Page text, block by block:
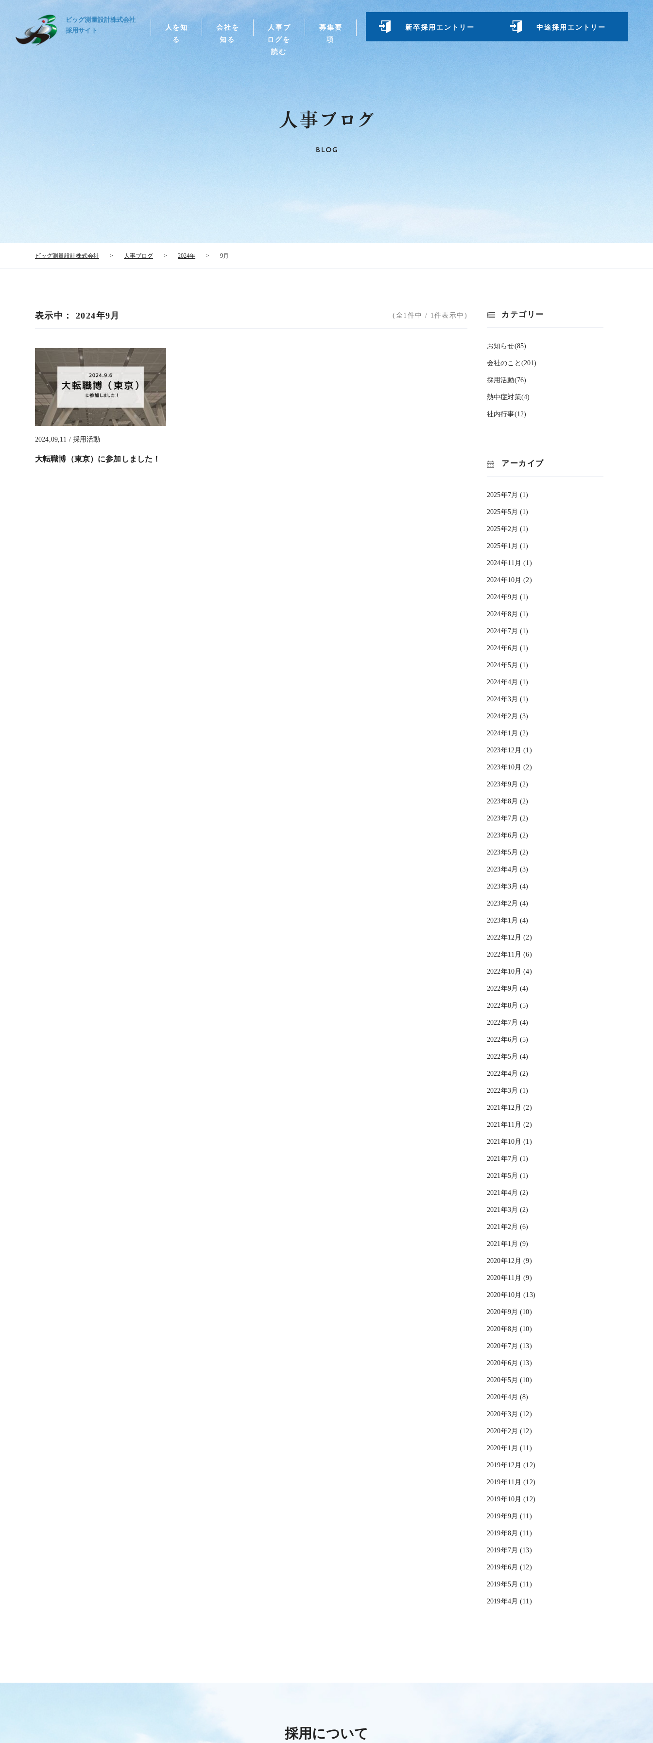
ビッグ測量設計株式会社
採用サイト
人を知
る
会社を
知る
人事ブ
ログを
読む
募集要
項
新卒採用エントリー 中途採用エントリー
ビッグ測量設計株式会社 > 人事ブログ > 2024年 > 9月
表示中： 2024年9月 (全1件中 / 1件表示中)
2024,09,11 / 採用活動
大転職博（東京）に参加しました！
カテゴリー
お知らせ(85)
会社のこと(201)
採用活動(76)
熱中症対策(4)
社内行事(12)
アーカイブ
2025年7月 (1)
2025年5月 (1)
2025年2月 (1)
2025年1月 (1)
2024年11月 (1)
2024年10月 (2)
2024年9月 (1)
2024年8月 (1)
2024年7月 (1)
2024年6月 (1)
2024年5月 (1)
2024年4月 (1)
2024年3月 (1)
2024年2月 (3)
2024年1月 (2)
2023年12月 (1)
2023年10月 (2)
2023年9月 (2)
2023年8月 (2)
2023年7月 (2)
2023年6月 (2)
2023年5月 (2)
2023年4月 (3)
2023年3月 (4)
2023年2月 (4)
2023年1月 (4)
2022年12月 (2)
2022年11月 (6)
2022年10月 (4)
2022年9月 (4)
2022年8月 (5)
2022年7月 (4)
2022年6月 (5)
2022年5月 (4)
2022年4月 (2)
2022年3月 (1)
2021年12月 (2)
2021年11月 (2)
2021年10月 (1)
2021年7月 (1)
2021年5月 (1)
2021年4月 (2)
2021年3月 (2)
2021年2月 (6)
2021年1月 (9)
2020年12月 (9)
2020年11月 (9)
2020年10月 (13)
2020年9月 (10)
2020年8月 (10)
2020年7月 (13)
2020年6月 (13)
2020年5月 (10)
2020年4月 (8)
2020年3月 (12)
2020年2月 (12)
2020年1月 (11)
2019年12月 (12)
2019年11月 (12)
2019年10月 (12)
2019年9月 (11)
2019年8月 (11)
2019年7月 (13)
2019年6月 (12)
2019年5月 (11)
2019年4月 (11)
採用について